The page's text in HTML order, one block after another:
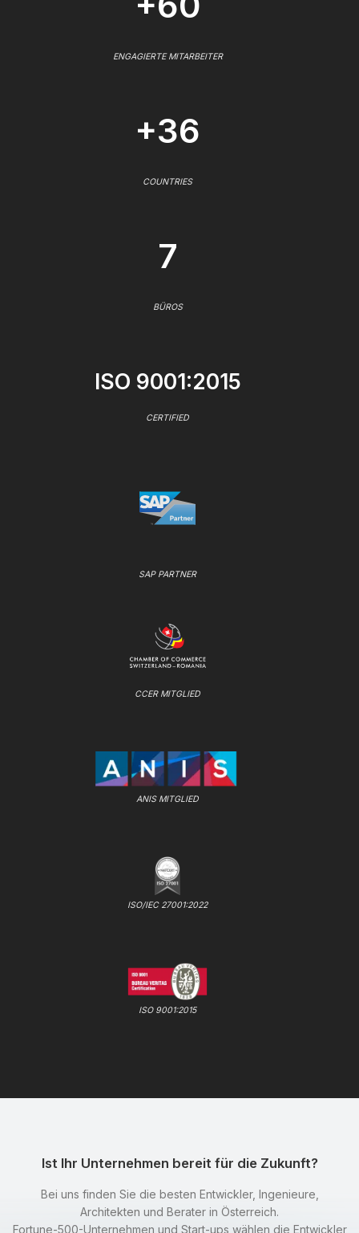
ENGAGIERTE MITARBEITER
+36
COUNTRIES
7
BÜROS
ISO 9001:2015
CERTIFIED
SAP PARTNER
CCER MITGLIED
ANIS MITGLIED
ISO/IEC 27001:2022
ISO 9001:2015
Ist Ihr Unternehmen bereit für die Zukunft?
Bei uns finden Sie die besten Entwickler, Ingenieure,
Architekten und Berater in Österreich.
Fortune-500-Unternehmen und Start-ups wählen die Entwickler